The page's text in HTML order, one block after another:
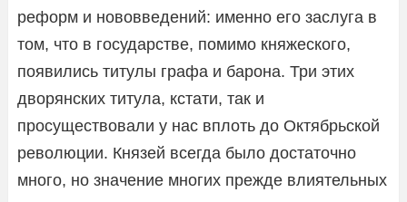
реформ и нововведений: именно его заслуга в
том, что в государстве, помимо княжеского,
появились титулы графа и барона. Три этих
дворянских титула, кстати, так и
просуществовали у нас вплоть до Октябрьской
революции. Князей всегда было достаточно
много, но значение многих прежде влиятельных